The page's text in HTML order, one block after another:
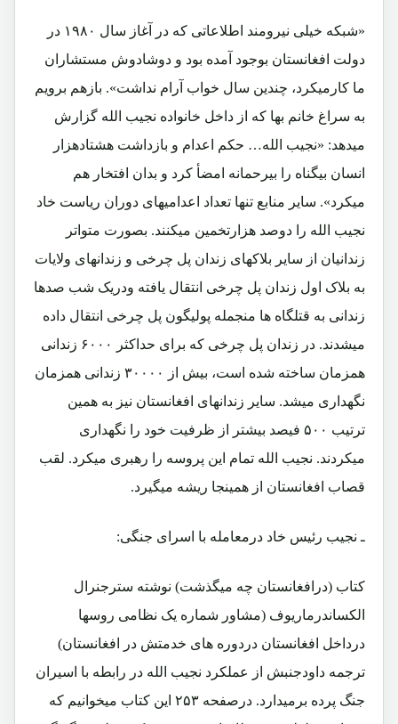
«شبکه خیلی نیرومند اطلاعاتی که در آغاز سال ۱۹۸۰ در
دولت افغانستان بوجود آمده بود و دوشادوش مستشاران
ما کارمیکرد، چندین سال خواب آرام نداشت». بازهم برویم
به سراغ خانم بها که از داخل خانواده نجیب الله گزارش
میدهد: «نجیب الله… حکم اعدام و بازداشت هشتادهزار
انسان بیگناه را بیرحمانه امضأ کرد و بدان افتخار هم
میکرد». سایر منابع تنها تعداد اعدامیهای دوران ریاست خاد
نجیب الله را دوصد هزارتخمین میکنند. بصورت متواتر
زندانیان از سایر بلاکهای زندان پل چرخی و زندانهای ولایات
به بلاک اول زندان پل چرخی انتقال یافته ودریک شب صدها
زندانی به قتلگاه ها منجمله پولیگون پل چرخی انتقال داده
میشدند. در زندان پل چرخی که برای حداکثر ۶۰۰۰ زندانی
همزمان ساخته شده است، بیش از ۳۰۰۰۰ زندانی همزمان
نگهداری میشد. سایر زندانهای افغانستان نیز به همین
ترتیب ۵۰۰ فیصد بیشتر از ظرفیت خود را نگهداری
میکردند. نجیب الله تمام این پروسه را رهبری میکرد. لقب
قصاب افغانستان از همینجا ریشه میگیرد.
ـ نجیب رئیس خاد درمعامله با اسرای جنگی:
کتاب (درافغانستان چه میگذشت) نوشته سترجنرال
الکساندرماریوف (مشاور شماره یک نظامی روسها
درداخل افغانستان دردوره های خدمتش در افغانستان)
ترجمه داودجنبش از عملکرد نجیب الله در رابطه با اسیران
جنگ پرده برمیدارد. درصفحه ۲۵۳ این کتاب میخوانیم که